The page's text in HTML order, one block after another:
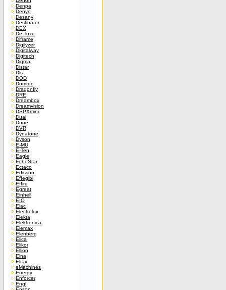
Denpa
Denyo
Desany
Destinator
DEX
De_luxe
Diframe
Digilyzer
Digitalway
Digitech
Digma
Distar
Dls
DOD
Domtec
Dragonfly
DRE
Dreambox
Dreamvision
DSPXmini
Dual
Dune
DVR
Dynatone
Dyson
E-MU
E-Ten
Eagle
EchoStar
Ectaco
Edisson
Effegibi
Effire
Egreat
Einhell
EIO
Elac
Electrolux
Elekta
Elektronica
Elemax
Elenberg
Elica
Elikor
Ellion
Elna
Eltax
eMachines
Energy
Enforcer
Engl